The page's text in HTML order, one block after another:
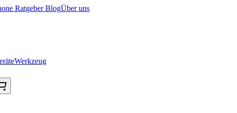
Ratgeber BlogÜber uns
Werkzeug